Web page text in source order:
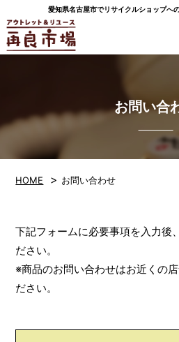
愛知県名古屋市でリサイクルショップへ
お問い合
HOME > お問い合わせ
下記フォームに必要事項を入力後
ださい。
※商品のお問い合わせはお近くの
ださい。